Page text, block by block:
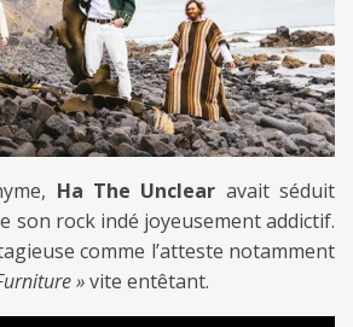
Ha The Unclear avait séduit
son rock indé joyeusement addictif.
comme l’atteste notamment
»vite entêtant.